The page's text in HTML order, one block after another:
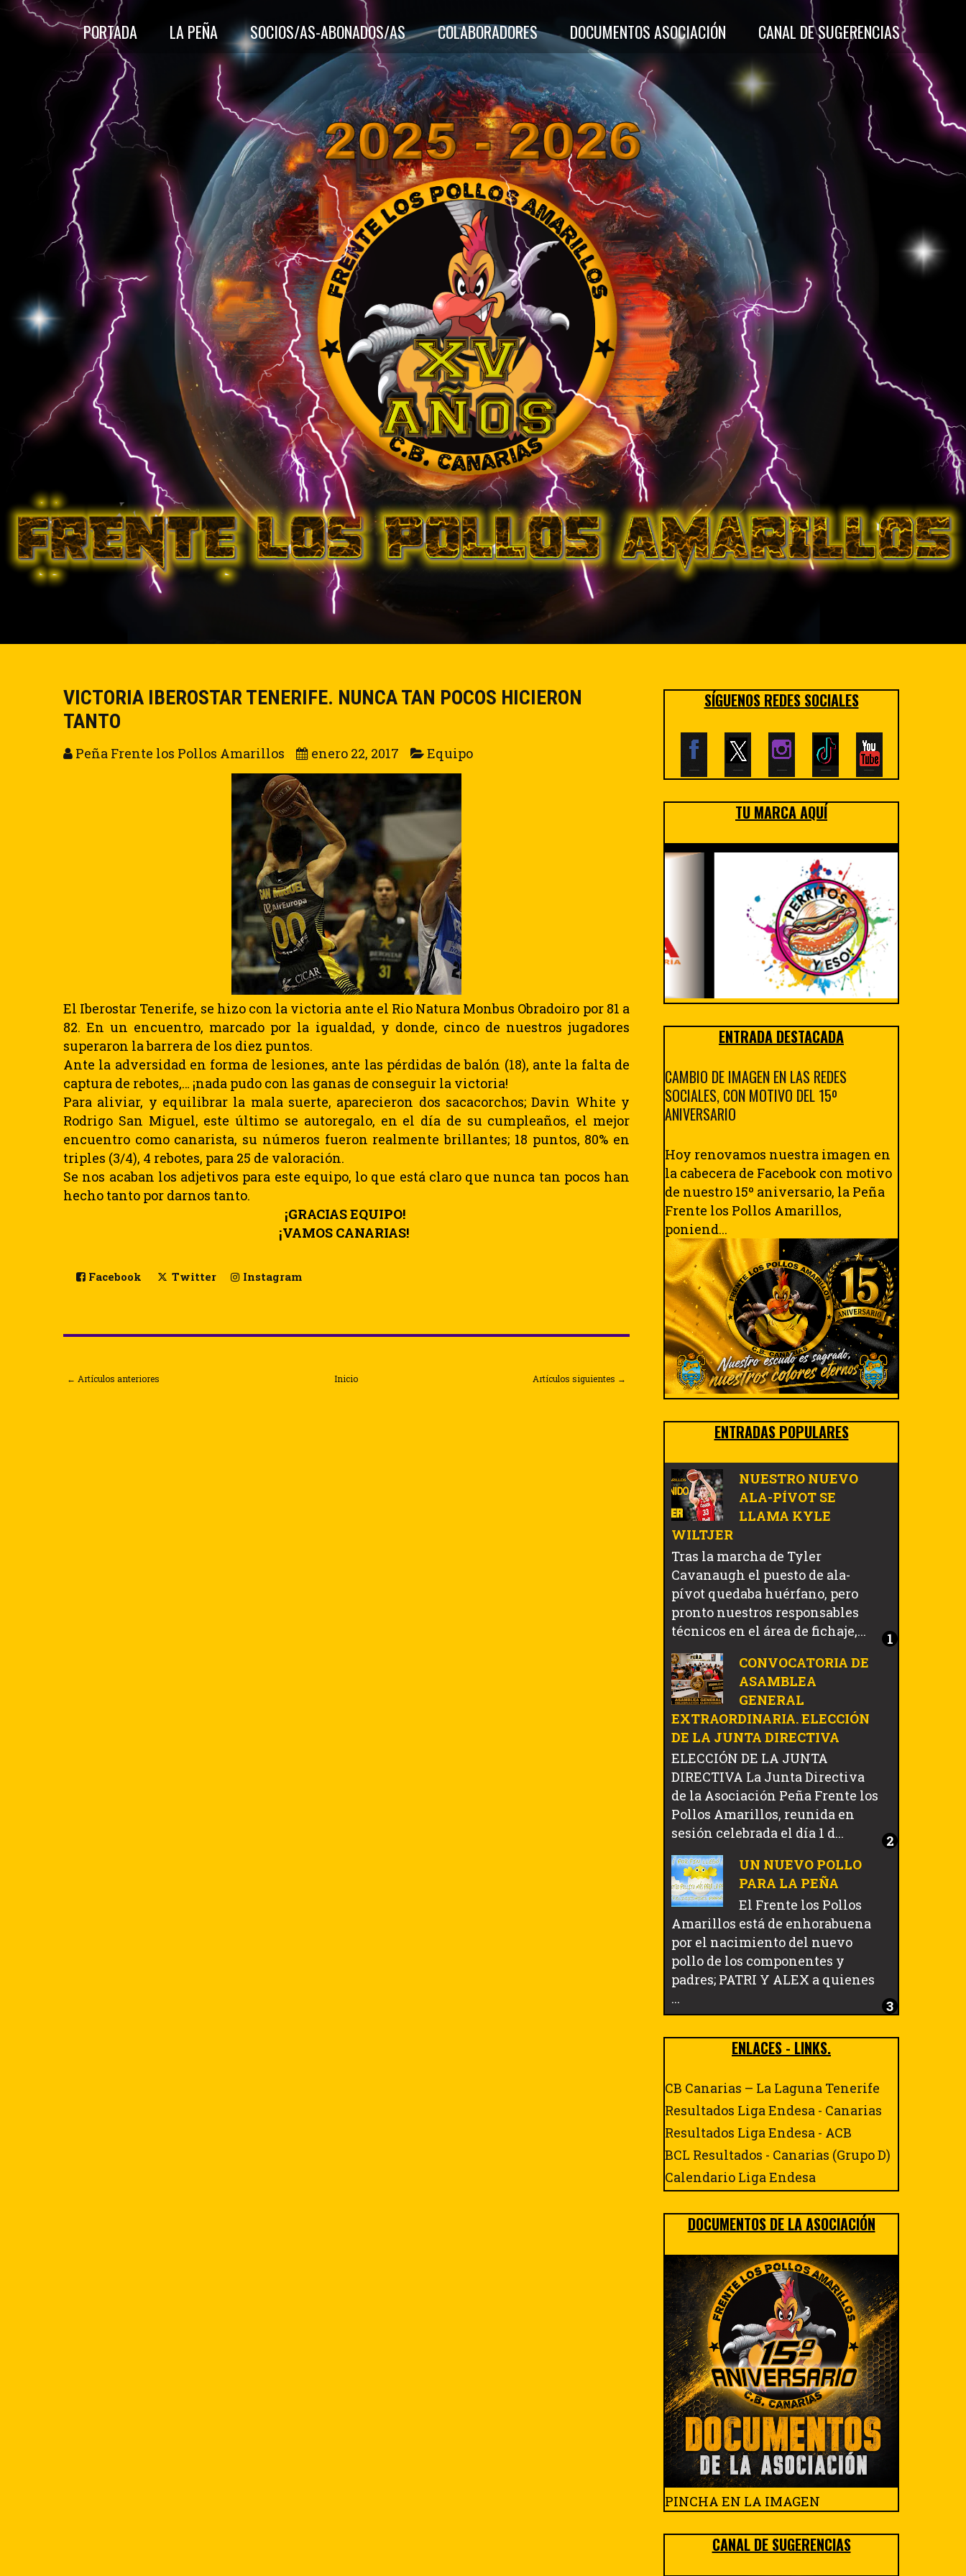
PORTADA LA PEÑA SOCIOS/AS-ABONADOS/AS COLABORADORES DOCUMENTOS ASOCIACIÓN CANAL DE SUGERENCIAS
VICTORIA IBEROSTAR TENERIFE. NUNCA TAN POCOS HICIERON
TANTO
Peña Frente los Pollos Amarillos enero 22, 2017 Equipo
El Iberostar Tenerife, se hizo con la victoria ante el Rio Natura Monbus Obradoiro por 81 a
82. En un encuentro, marcado por la igualdad, y donde, cinco de nuestros jugadores
superaron la barrera de los diez puntos.
Ante la adversidad en forma de lesiones, ante las pérdidas de balón (18), ante la falta de
captura de rebotes,… ¡nada pudo con las ganas de conseguir la victoria!
Para aliviar, y equilibrar la mala suerte, aparecieron dos sacacorchos; Davin White y
Rodrigo San Miguel, este último se autoregalo, en el día de su cumpleaños, el mejor
encuentro como canarista, su números fueron realmente brillantes; 18 puntos, 80% en
triples (3/4), 4 rebotes, para 25 de valoración.
Se nos acaban los adjetivos para este equipo, lo que está claro que nunca tan pocos han
hecho tanto por darnos tanto.
¡GRACIAS EQUIPO!
¡VAMOS CANARIAS!
Facebook Twitter Instagram
← Artículos anteriores Artículos siguientes →
Inicio
SÍGUENOS REDES SOCIALES
TU MARCA AQUÍ
ENTRADA DESTACADA
CAMBIO DE IMAGEN EN LAS REDES
SOCIALES, CON MOTIVO DEL 15º
ANIVERSARIO
Hoy renovamos nuestra imagen en
la cabecera de Facebook con motivo
de nuestro 15º aniversario, la Peña
Frente los Pollos Amarillos,
poniend...
ENTRADAS POPULARES
NUESTRO NUEVO
ALA-PÍVOT SE
LLAMA KYLE
WILTJER
Tras la marcha de Tyler
Cavanaugh el puesto de ala-
pívot quedaba huérfano, pero
pronto nuestros responsables
técnicos en el área de fichaje,...
CONVOCATORIA DE
ASAMBLEA
GENERAL
EXTRAORDINARIA. ELECCIÓN
DE LA JUNTA DIRECTIVA
ELECCIÓN DE LA JUNTA
DIRECTIVA La Junta Directiva
de la Asociación Peña Frente los
Pollos Amarillos, reunida en
sesión celebrada el día 1 d...
UN NUEVO POLLO
PARA LA PEÑA
El Frente los Pollos
Amarillos está de enhorabuena
por el nacimiento del nuevo
pollo de los componentes y
padres; PATRI Y ALEX a quienes
...
ENLACES - LINKS.
CB Canarias – La Laguna Tenerife
Resultados Liga Endesa - Canarias
Resultados Liga Endesa - ACB
BCL Resultados - Canarias (Grupo D)
Calendario Liga Endesa
DOCUMENTOS DE LA ASOCIACIÓN
PINCHA EN LA IMAGEN
CANAL DE SUGERENCIAS